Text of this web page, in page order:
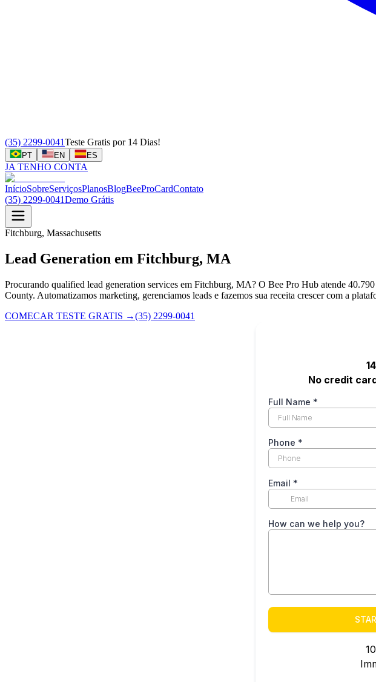
(35) 2299-0041Teste Gratis por 14 Dias!
PT EN ES
JA TENHO CONTA
InícioSobreServiçosPlanosBlogBeeProCardContato
(35) 2299-0041Demo Grátis
Fitchburg, Massachusetts
Lead Generation em Fitchburg, MA
Procurando qualified lead generation services em Fitchburg, MA? O Bee Pro Hub atende
County. Automatizamos marketing, gerenciamos leads e fazemos sua receita crescer com a
COMECAR TESTE GRATIS →(35) 2299-0041